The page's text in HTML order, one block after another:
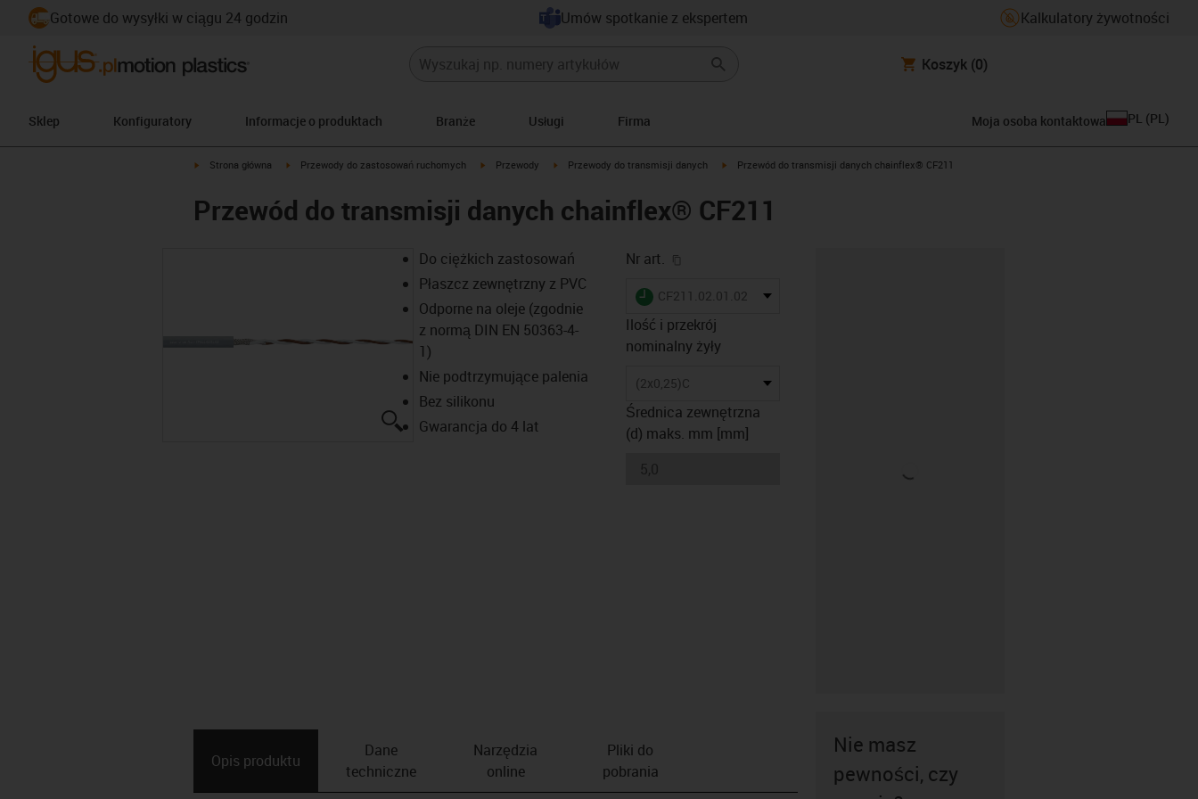
Gotowe do wysyłki w ciągu 24 godzin Umów spotkanie z ekspertem Kalkulatory żywotności
Koszyk (0)
Sklep Konfiguratory Informacje o produktach Branże Usługi Firma Moja osoba kontaktowa PL (PL )
igus-icon-arrow-right
Strona główna igus-icon-arrow-right
Przewody do zastosowań ruchomych igus-icon-arrow-right
Przewody igus-icon-arrow-right
Przewody do transmisji danych igus-icon-arrow-right
Przewód do transmisji danych chainflex® CF211
Przewód do transmisji danych chainflex® CF211
igus-icon-lupe
Do ciężkich zastosowań
Płaszcz zewnętrzny z PVC
Odporne na oleje (zgodnie
z normą DIN EN 50363-4-
1)
Nie podtrzymujące palenia
Bez silikonu
Gwarancja do 4 lat
Nr art.
igus-icon-lieferzeit
CF211.02.01.02
Ilość i przekrój
nominalny żyły
(2x0,25)C
Średnica zewnętrzna
(d) maks. mm [mm]
Opis ­produktu
Dane
techniczne
Narzędzia
online
Pliki do
pobrania
Nie masz
pewności, czy